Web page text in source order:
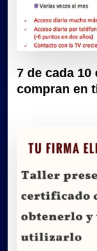
7 de cada
compran en